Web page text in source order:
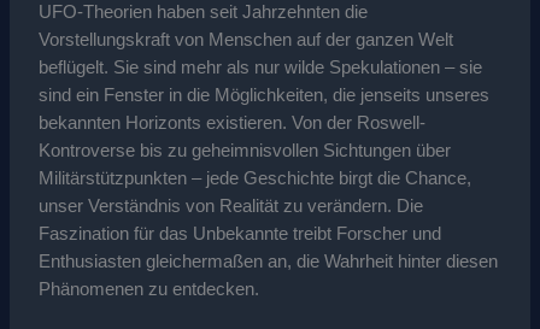
UFO-Theorien haben seit Jahrzehnten die
Vorstellungskraft von Menschen auf der ganzen Welt
beflügelt. Sie sind mehr als nur wilde Spekulationen – sie
sind ein Fenster in die Möglichkeiten, die jenseits unseres
bekannten Horizonts existieren. Von der Roswell-
Kontroverse bis zu geheimnisvollen Sichtungen über
Militärstützpunkten – jede Geschichte birgt die Chance,
unser Verständnis von Realität zu verändern. Die
Faszination für das Unbekannte treibt Forscher und
Enthusiasten gleichermaßen an, die Wahrheit hinter diesen
Phänomenen zu entdecken.